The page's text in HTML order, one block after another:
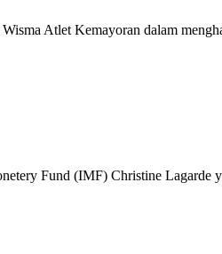
Atlet Kemayoran dalam
Fund (IMF) Christine Lagarde